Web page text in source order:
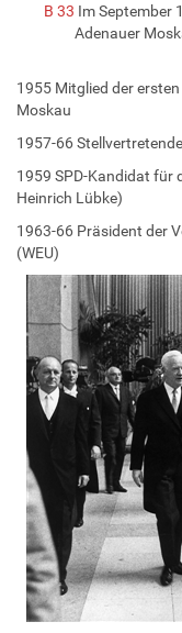
B 33 Im September
Adenauer
1955 Mitglied der
Moskau
1957-66
1959 SPD-Kandidat für
Heinrich Lübke)
1963-66 Präsident der
(WEU)